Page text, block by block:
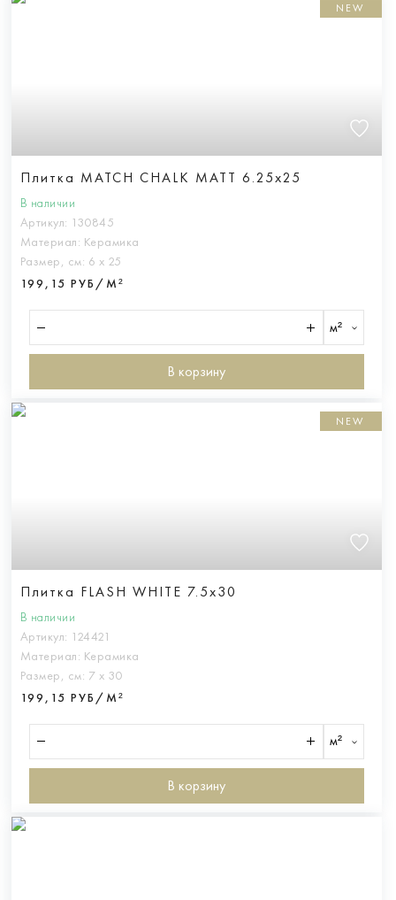
NEW
Плитка MATCH CHALK MATT 6.25x25
В наличии
Артикул: 130845
Материал: Керамика
Размер, см: 6 х 25
199,15 РУБ/М²
м²
В корзину
NEW
Плитка FLASH WHITE 7.5x30
В наличии
Артикул: 124421
Материал: Керамика
Размер, см: 7 х 30
199,15 РУБ/М²
м²
В корзину